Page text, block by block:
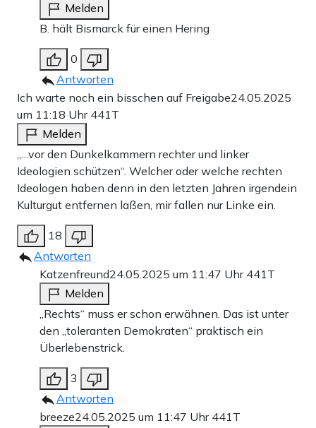
Melden
B. hält Bismarck für einen Hering
0
Antworten
Ich warte noch ein bisschen auf Freigabe24.05.2025
um 11:18 Uhr 441T
Melden
„…vor den Dunkelkammern rechter und linker
Ideologien schützen“. Welcher oder welche rechten
Ideologen haben denn in den letzten Jahren irgendein
Kulturgut entfernen laßen, mir fallen nur Linke ein.
18
Antworten
Katzenfreund24.05.2025 um 11:47 Uhr 441T
Melden
„Rechts“ muss er schon erwähnen. Das ist unter
den „toleranten Demokraten“ praktisch ein
Überlebenstrick.
3
Antworten
breeze24.05.2025 um 11:47 Uhr 441T